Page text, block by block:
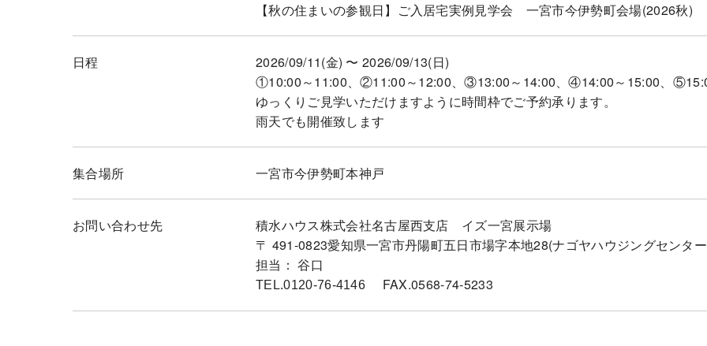
【秋の住まいの参観日】ご入居宅実例見学会 一宮市今伊勢町会場(2026秋)
日程
2026/09/11(金) 〜 2026/09/13(日)
①10:00～11:00、②11:00～12:00、③13:00～14:00、④14:00～15:00、
ゆっくりご見学いただけますように時間枠でご予約承ります。
雨天でも開催致します
集合場所 一宮市今伊勢町本神戸
お問い合わせ先
積水ハウス株式会社名古屋西支店 イズ一宮展示場
〒 491-0823愛知県一宮市丹陽町五日市場字本地28(ナゴヤハウジングセンタ
担当： 谷口
TEL.0120-76-4146 FAX.0568-74-5233